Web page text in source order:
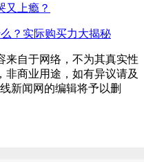
又上瘾？
？实际购买力大揭秘
来自于网络，不为其真实性
非商业用途，如有异议请及
新闻网的编辑将予以删